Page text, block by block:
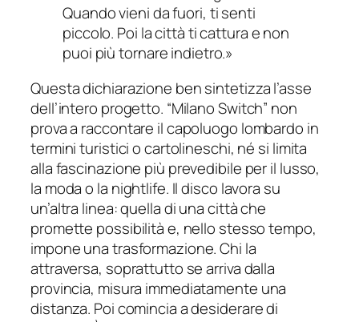
Quando vieni da fuori, ti senti
piccolo. Poi la città ti cattura e non
puoi più tornare indietro.»
Questa dichiarazione ben sintetizza l’asse
dell’intero progetto. “Milano Switch” non
prova a raccontare il capoluogo lombardo in
termini turistici o cartolineschi, né si limita
alla fascinazione più prevedibile per il lusso,
la moda o la nightlife. Il disco lavora su
un’altra linea: quella di una città che
promette possibilità e, nello stesso tempo,
impone una trasformazione. Chi la
attraversa, soprattutto se arriva dalla
provincia, misura immediatamente una
distanza. Poi comincia a desiderare di